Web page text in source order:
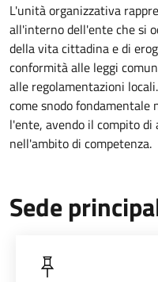
L'unità organizzativa
all'interno dell'ente che si
della vita cittadina e di
conformità alle leggi
alle regolamentazioni
come snodo
l'ente, avendo il compito
nell'ambito di competenza.
Sede